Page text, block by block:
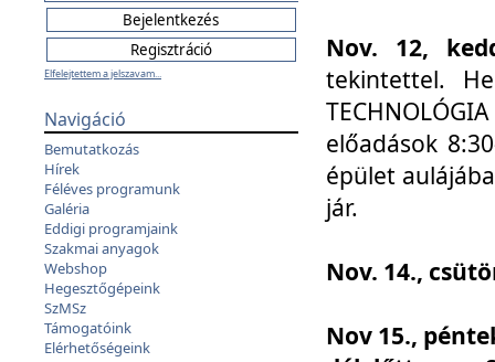
Elfelejtettem a jelszavam...
Navigáció
Bemutatkozás
Hírek
Féléves programunk
Galéria
Eddigi programjaink
Szakmai anyagok
Webshop
Hegesztőgépeink
SzMSz
Támogatóink
Elérhetőségeink
Nov. 12,
tekintettel.
előadások
épület
jár.
Nov. 14.,
Nov 15.,